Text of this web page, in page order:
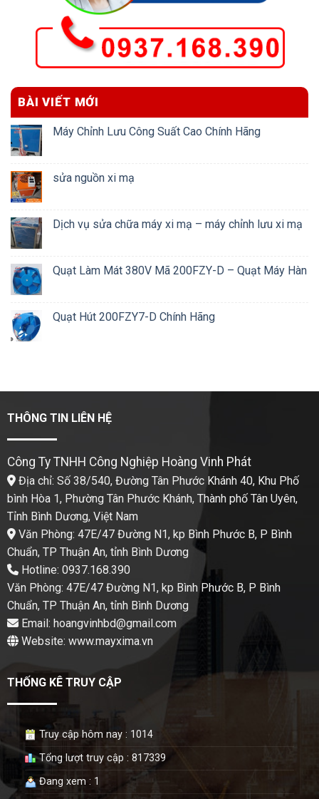
BÀI VIẾT MỚI
Máy Chỉnh Lưu Công Suất Cao Chính Hãng
sửa nguồn xi mạ
Dịch vụ sửa chữa máy xi mạ – máy chỉnh lưu xi mạ
Quạt Làm Mát 380V Mã 200FZY-D – Quạt Máy Hàn
Quạt Hút 200FZY7-D Chính Hãng
THÔNG TIN LIÊN HỆ
Công Ty TNHH Công Nghiệp Hoàng Vinh Phát
Địa chỉ: Số 38/540, Đường Tân Phước Khánh 40, Khu Phố
bình Hòa 1, Phường Tân Phước Khánh, Thành phố Tân Uyên,
Tỉnh Bình Dương, Việt Nam
Văn Phòng: 47E/47 Đường N1, kp Bình Phước B, P Bình
Chuẩn, TP Thuận An, tỉnh Bình Dương
Hotline: 0937.168.390
Văn Phòng: 47E/47 Đường N1, kp Bình Phước B, P Bình
Chuẩn, TP Thuận An, tỉnh Bình Dương
Email: hoangvinhbd@gmail.com
Website: www.mayxima.vn
THỐNG KÊ TRUY CẬP
Truy cập hôm nay : 1014
Tổng lượt truy cập : 817339
Đang xem : 1